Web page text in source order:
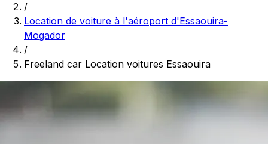
/
Location de voiture à l'aéroport d'Essaouira-
Mogador
/
Freeland car Location voitures Essaouira